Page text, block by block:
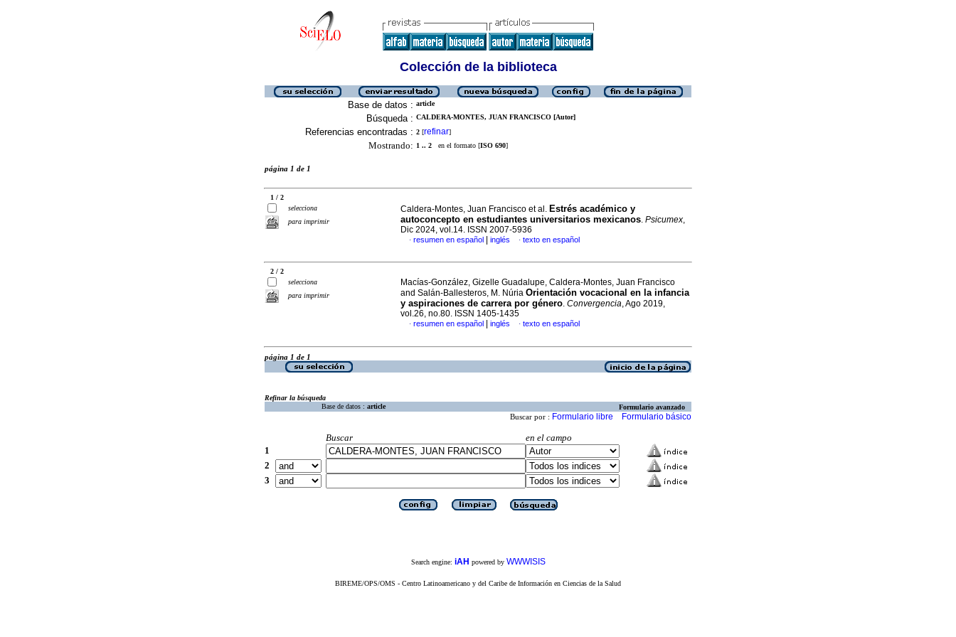
Colección de la biblioteca
Base de datos : article
Búsqueda : CALDERA-MONTES, JUAN FRANCISCO [Autor]
Referencias encontradas : 2 [refinar]
Mostrando: 1 .. 2 en el formato [ISO 690]
página 1 de 1
1 / 2
selecciona
para imprimir
Caldera-Montes, Juan Francisco et al. Estrés académico y
autoconcepto en estudiantes universitarios mexicanos. Psicumex,
Dic 2024, vol.14. ISSN 2007-5936
· resumen en español inglés · texto en español
2 / 2
selecciona
para imprimir
Macías-González, Gizelle Guadalupe, Caldera-Montes, Juan Francisco
and Salán-Ballesteros, M. Núria Orientación vocacional en la infancia
y aspiraciones de carrera por género. Convergencia, Ago 2019,
vol.26, no.80. ISSN 1405-1435
· resumen en español inglés · texto en español
página 1 de 1
Refinar la búsqueda
Base de datos : article Formulario avanzado
Buscar por : Formulario libre Formulario básico
Buscar
en el campo
1
2
3
Search engine: iAH powered by WWWISIS
BIREME/OPS/OMS - Centro Latinoamericano y del Caribe de Información en Ciencias de la Salud